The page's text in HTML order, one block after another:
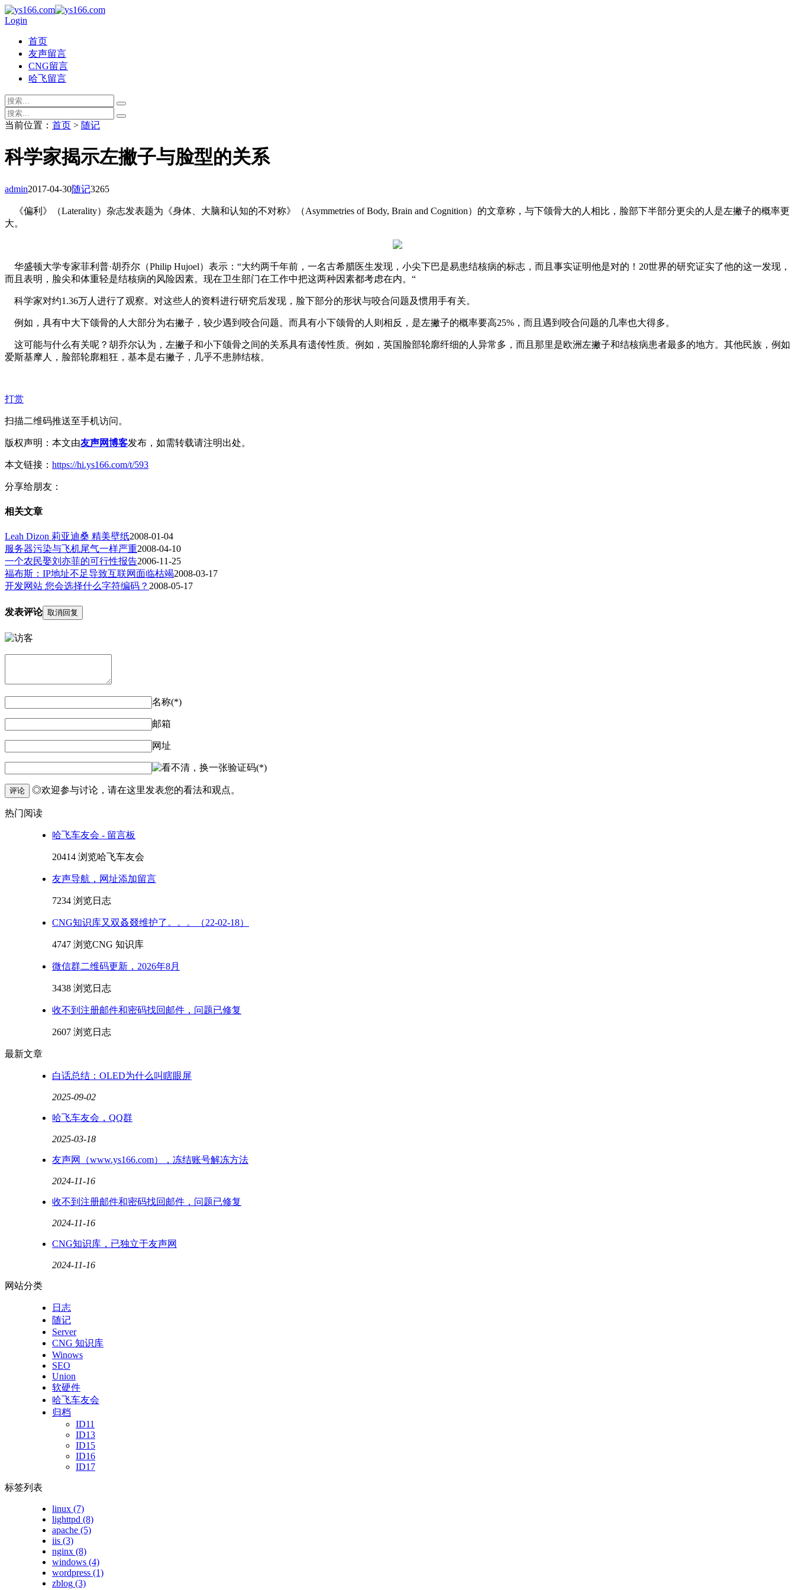
Login
首页
友声留言
CNG留言
哈飞留言
当前位置： 首页 > 随记
科学家揭示左撇子与脸型的关系
admin2017-04-30随记3265
《偏利》（Laterality）杂志发表题为《身体、大脑和认知的不对称》（Asymmetries of Body, Brain and Cognition）的文章称，与下颌骨大的人相比，脸部下半部分更尖的人是左撇子的概率更
大。
华盛顿大学专家菲利普·胡乔尔（Philip Hujoel）表示：“大约两千年前，一名古希腊医生发现，小尖下巴是易患结核病的标志，而且事实证明他是对的！20世界的研究证实了他的这一发现，
而且表明，脸尖和体重轻是结核病的风险因素。现在卫生部门在工作中把这两种因素都考虑在内。“
科学家对约1.36万人进行了观察。对这些人的资料进行研究后发现，脸下部分的形状与咬合问题及惯用手有关。
例如，具有中大下颌骨的人大部分为右撇子，较少遇到咬合问题。而具有小下颌骨的人则相反，是左撇子的概率要高25%，而且遇到咬合问题的几率也大得多。
这可能与什么有关呢？胡乔尔认为，左撇子和小下颌骨之间的关系具有遗传性质。例如，英国脸部轮廓纤细的人异常多，而且那里是欧洲左撇子和结核病患者最多的地方。其他民族，例如
爱斯基摩人，脸部轮廓粗狂，基本是右撇子，几乎不患肺结核。
打赏
扫描二维码推送至手机访问。
版权声明：本文由友声网博客发布，如需转载请注明出处。
本文链接： https://hi.ys166.com/t/593
分享给朋友：
相关文章
Leah Dizon 莉亚迪桑 精美壁纸2008-01-04
服务器污染与飞机尾气一样严重2008-04-10
一个农民娶刘亦菲的可行性报告2006-11-25
福布斯：IP地址不足导致互联网面临枯竭2008-03-17
开发网站 您会选择什么字符编码？ 2008-05-17
发表评论 取消回复
名称(*)
邮箱
网址
验证码(*)
评论 ◎欢迎参与讨论，请在这里发表您的看法和观点。
热门阅读
哈飞车友会 - 留言板
20414 浏览哈飞车友会
友声导航，网址添加留言
7234 浏览日志
CNG知识库又双叒叕维护了。。。（22-02-18）
4747 浏览CNG 知识库
微信群二维码更新，2026年8月
3438 浏览日志
收不到注册邮件和密码找回邮件，问题已修复
2607 浏览日志
最新文章
白话总结：OLED为什么叫瞎眼屏
2025-09-02
哈飞车友会，QQ群
2025-03-18
友声网（www.ys166.com），冻结账号解冻方法
2024-11-16
收不到注册邮件和密码找回邮件，问题已修复
2024-11-16
CNG知识库，已独立于友声网
2024-11-16
网站分类
日志
随记
Server
CNG 知识库
Winows
SEO
Union
软硬件
哈飞车友会
归档
ID11
ID13
ID15
ID16
ID17
标签列表
linux (7)
lighttpd (8)
apache (5)
iis (3)
nginx (8)
windows (4)
wordpress (1)
zblog (3)